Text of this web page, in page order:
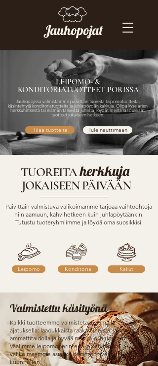
Jauhopojat
LEIPOMO- &
KONDITORIATUOTTEET PORISSA
Jauhopojissa valmistamme päivittäin tuoreita leipomotuotteita,
käsintehtyjä konditoriatuotteita ja juhlapöydän kakkuja. Olipa kyse arjen
herkkuhetkestä tai elämän tärkeistä juhlista, löydät meiltä laadukkaat
tuotteet jokaiseen hetkeen.
Tilaa tuotteita Tule nauttimaan
TUOREITA herkkuja
JOKAISEEN PÄIVÄÄN
Päivittäin valmistuva valikoimamme tarjoaa vaihtoehtoja
niin aamuun, kahvihetkeen kuin juhlapöytäänkin.
Tutustu tuoteryhmiimme ja löydä oma suosikkisi.
Leipomo Konditoria Kakut
Valmistettu käsityönä
Kaikki tuotteemme valmistetaan samalla
ajatuksella: laadukkaista raaka-aineista, vahvalla
ammattitaidolla ja hyvää makua kunnioittaen.
Vaalimme leipomoperinteitä ja kehitämme
valikoimaamme asiakkaidemme toiveita
kuunnellen.